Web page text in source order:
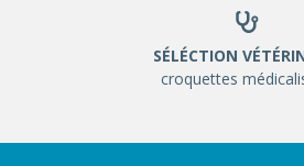
SÉLÉCTION
croquettes